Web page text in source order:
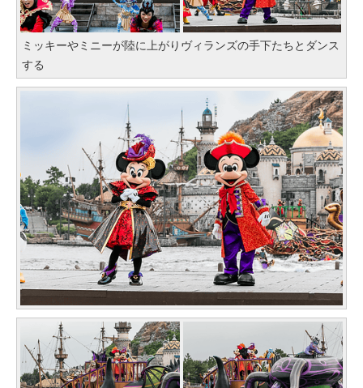
ミッキーやミニーが陸に上がりヴィランズの手下たちとダンス
する